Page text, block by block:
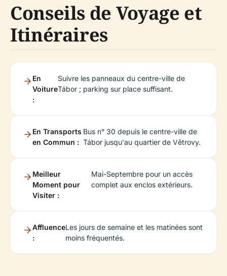
Conseils de Voyage et
Itinéraires
En
Voiture
:
Suivre les panneaux du centre-ville de
Tábor ; parking sur place suffisant.
En Transports
en Commun :
Bus n° 30 depuis le centre-ville de
Tábor jusqu'au quartier de Větrovy.
Meilleur
Moment pour
Visiter :
Mai-Septembre pour un accès
complet aux enclos extérieurs.
Affluence
:
Les jours de semaine et les matinées sont
moins fréquentés.